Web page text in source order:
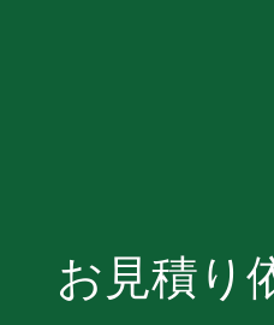
お見積り